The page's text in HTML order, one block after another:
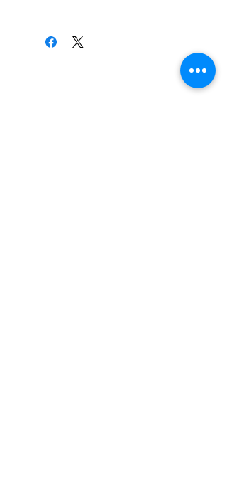
​株式会社ネオテクノロジー